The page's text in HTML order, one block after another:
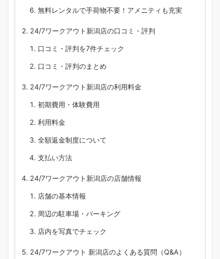
無料レンタルで手荷物不要！アメニティも充実
24/7ワークアウト新潟店の口コミ・評判
口コミ・評判を7件チェック
口コミ・評判のまとめ
24/7ワークアウト新潟店の利用料金
初期費用・体験費用
利用料金
全額返金制度について
支払い方法
24/7ワークアウト新潟店の店舗情報
店舗の基本情報
周辺の駐車場・パーキング
店内を写真でチェック
24/7ワークアウト 新潟店のよくある質問（Q&A）